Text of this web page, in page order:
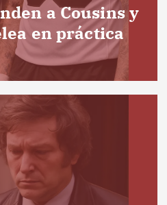
a Cousins y
en práctica